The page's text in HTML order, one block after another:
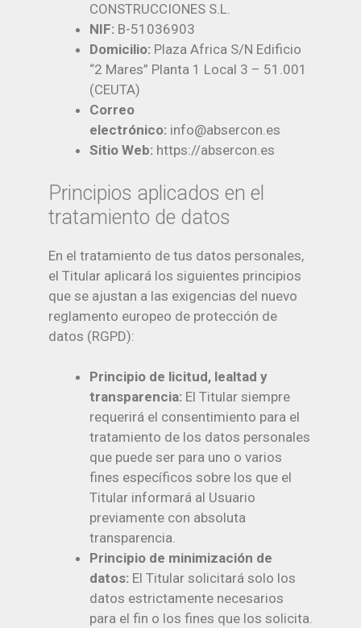
CONSTRUCCIONES S.L.
NIF: B-51036903
Domicilio: Plaza Africa S/N Edificio
“2 Mares” Planta 1 Local 3 – 51.001
(CEUTA)
Correo
electrónico: info@absercon.es
Sitio Web: https://absercon.es
Principios aplicados en el
tratamiento de datos
En el tratamiento de tus datos personales,
el Titular aplicará los siguientes principios
que se ajustan a las exigencias del nuevo
reglamento europeo de protección de
datos (RGPD):
Principio de licitud, lealtad y
transparencia: El Titular siempre
requerirá el consentimiento para el
tratamiento de los datos personales
que puede ser para uno o varios
fines específicos sobre los que el
Titular informará al Usuario
previamente con absoluta
transparencia.
Principio de minimización de
datos: El Titular solicitará solo los
datos estrictamente necesarios
para el fin o los fines que los solicita.